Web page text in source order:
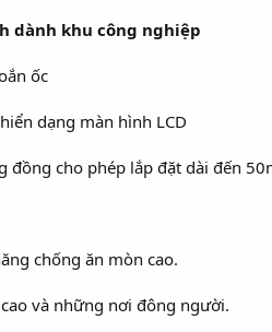
dành khu công nghiệp
ốc
dạng màn hình LCD
cho phép lắp đặt dài đến
chống ăn mòn cao.
và những nơi đông người.